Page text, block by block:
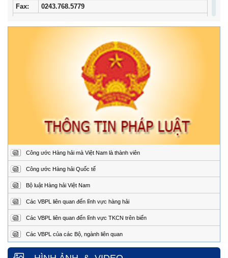
Fax:
0243.768.5779
02253.759.508 (24/24h)
02253.759.507
Trung tâm Phối hợp tìm kiếm, cứu nạn hàng hải khu vực II
Đường Hoàng Sa, Phường Sơn Trà, thành phố Đà
02363.924.957 (24/24h)
Fax:
02363.924.956
Trung tâm Phối hợp tìm kiếm, cứu nạn hàng hải khu vực III
Địa
chỉ:
1151/45 Đường 30 tháng 4, Phường Phước Thắng,
thành phố Hồ Chí Minh.
Điện
thoại:
0254.3850.950 (24/24h)
Fax:
0254.3810.353
Trung tâm Phối hợp tìm kiếm, cứu nạn hàng hải khu vực IV
Địa
Số 65, đường Nguyễn Văn Linh, phường Nam Nha
Trang, tỉnh Khánh Hòa.
Công ước Hàng hải mà Việt Nam là thành viên
Công ước Hàng hải Quốc tế
Bộ luật Hàng hải Việt Nam
Các VBPL liên quan đến lĩnh vực hàng hải
Các VBPL liên quan đến lĩnh vực TKCN trên biển
Các VBPL của các Bộ, ngành liên quan